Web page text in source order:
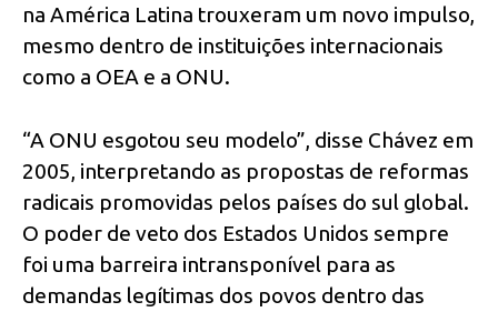
na América Latina trouxeram um novo impulso,
mesmo dentro de instituições internacionais
como a OEA e a ONU.
“A ONU esgotou seu modelo”, disse Chávez em
2005, interpretando as propostas de reformas
radicais promovidas pelos países do sul global.
O poder de veto dos Estados Unidos sempre
foi uma barreira intransponível para as
demandas legítimas dos povos dentro das